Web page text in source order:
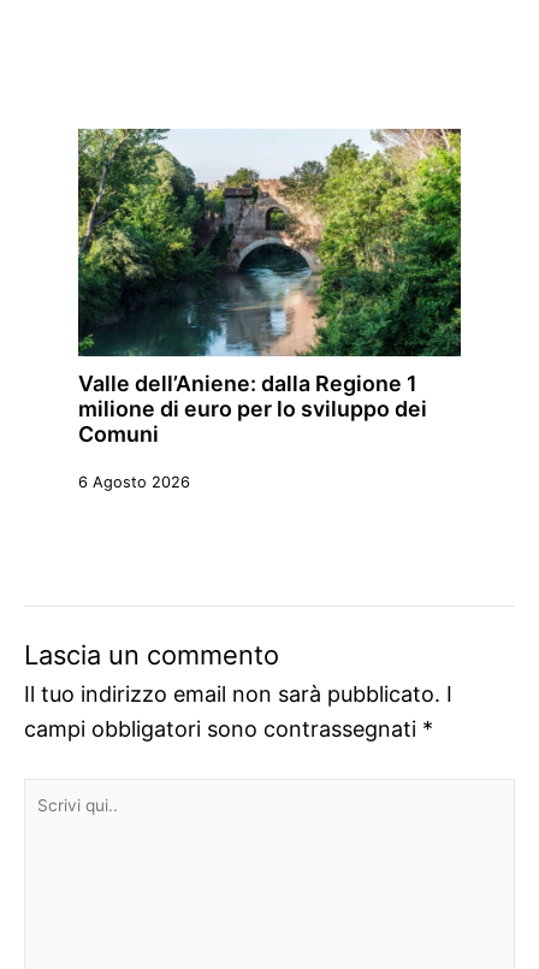
Valle dell’Aniene: dalla Regione 1
milione di euro per lo sviluppo dei
Comuni
6 Agosto 2026
Lascia un commento
Il tuo indirizzo email non sarà pubblicato. I
campi obbligatori sono contrassegnati *
Scrivi